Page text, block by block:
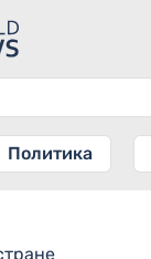
Политика